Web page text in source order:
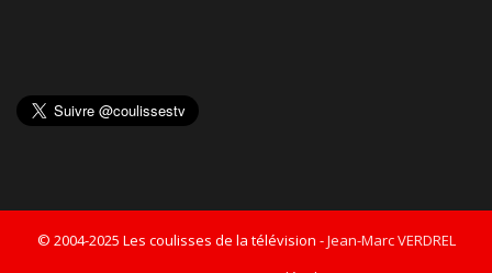
© 2004-2025 Les coulisses de la télévision -Jean-Marc VERDREL